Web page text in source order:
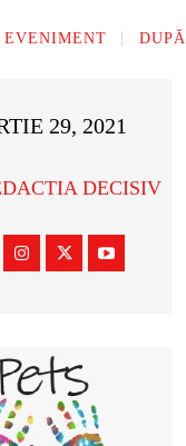
EVENIMENT
29, 2021
DECISIV